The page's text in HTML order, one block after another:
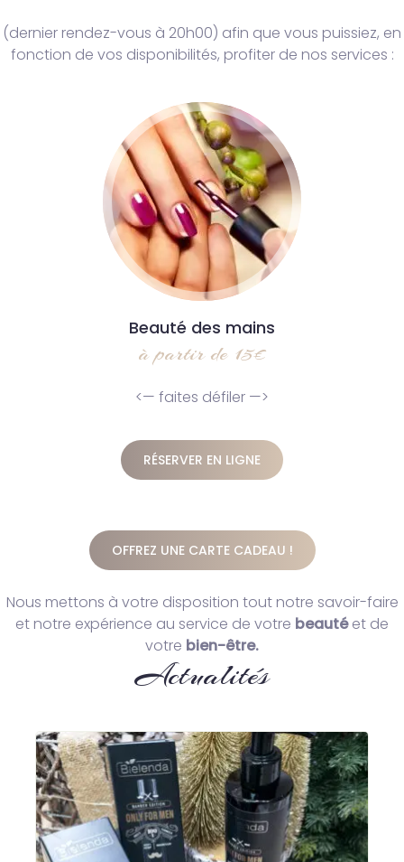
(dernier rendez-vous à 20h00) afin que vous puissiez, en
fonction de vos disponibilités, profiter de nos services :
Beauté des mains
à partir de 15€
<— faites défiler —>
RÉSERVER EN LIGNE
OFFREZ UNE CARTE CADEAU !
Nous mettons à votre disposition tout notre savoir-faire
et notre expérience au service de votre beautéet de
votre bien-être.
Actualités